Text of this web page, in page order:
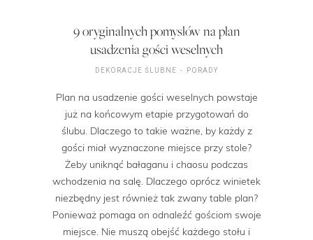
9 oryginalnych pomysłów na plan
usadzenia gości weselnych
DEKORACJE ŚLUBNE PORADY
Plan na usadzenie gości weselnych powstaje
już na końcowym etapie przygotowań do
ślubu. Dlaczego to takie ważne, by każdy z
gości miał wyznaczone miejsce przy stole?
Żeby uniknąć bałaganu i chaosu podczas
wchodzenia na salę. Dlaczego oprócz winietek
niezbędny jest również tak zwany table plan?
Ponieważ pomaga on odnaleźć gościom swoje
miejsce. Nie muszą obejść każdego stołu i